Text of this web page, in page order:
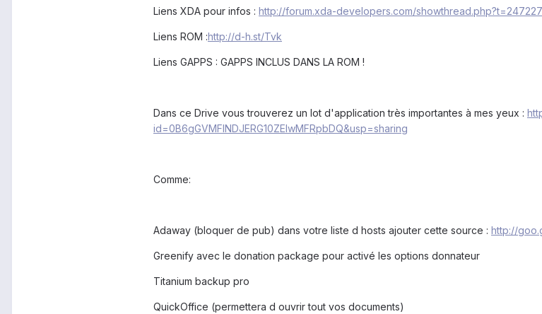
Liens XDA pour infos : http://forum.xda-developers.com/
Liens ROM :http://d-h.st/Tvk
Liens GAPPS : GAPPS INCLUS DANS LA ROM !
Dans ce Drive vous trouverez un lot d'application très importantes à mes yeux :
id=0B6gGVMFlNDJERG10ZElwMFRpbDQ&usp=sharing
Comme:
Adaway (bloquer de pub) dans votre liste d hosts ajouter cette source : http://
Greenify avec le donation package pour activé les options donnateur
Titanium backup pro
QuickOffice (permettera d ouvrir tout vos documents)